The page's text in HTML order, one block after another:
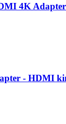
4K Adapter
- HDMI